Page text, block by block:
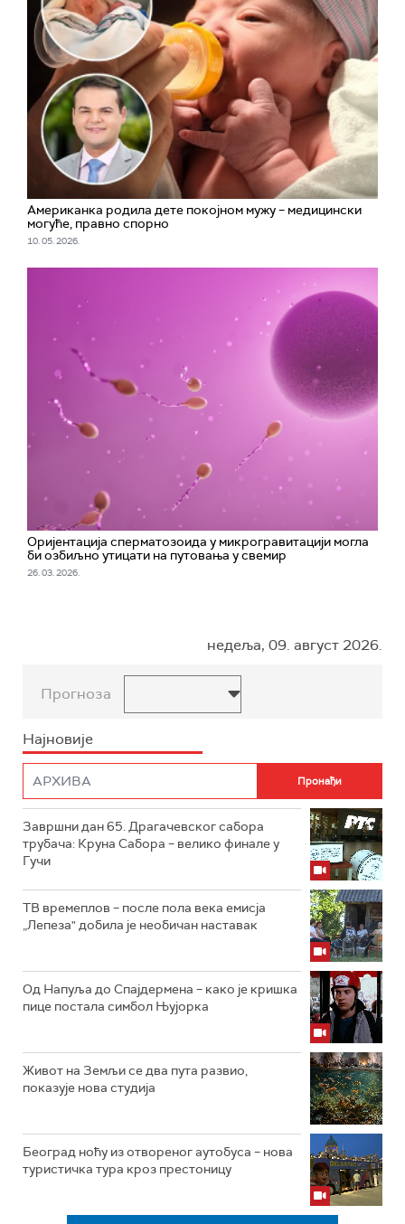
Американка родила дете покојном мужу – медицински
могуће, правно спорно
10. 05. 2026.
Оријентација сперматозоида у микрогравитацији могла
би озбиљно утицати на путовања у свемир
26. 03. 2026.
недеља, 09. август 2026.
Прогноза
Најновије
Завршни дан 65. Драгачевског сабора
трубача: Круна Сабора – велико финале у
Гучи
ТВ времеплов – после пола века емисја
„Лепеза" добила је необичан наставак
Од Напуља до Спајдермена – како је кришка
пице постала симбол Њујорка
Живот на Земљи се два пута развио,
показује нова студија
Београд ноћу из отвореног аутобуса – нова
туристичка тура кроз престоницу